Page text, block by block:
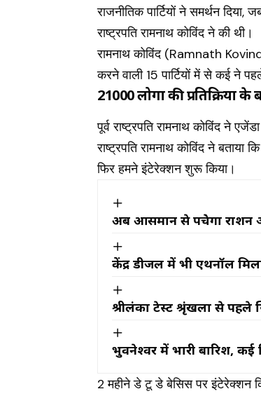
राजनीतिक पार्टियों ने समर्थन दिया,
राष्ट्रपति रामनाथ कोविंद ने की थी।
रामनाथ कोविंद (Ramnath
करने वाली 15 पार्टियों में से कई ने
21000 लोगों की प्रतिक्रिया
पूर्व राष्ट्रपति रामनाथ कोविंद
राष्ट्रपति रामनाथ कोविंद ने
फिर हमने इंटेरेक्शन शुरू किया।
अब आसमान से पहुंचेगा राशन
केंद्र डीजल में भी एथनॉल
श्रीलंका टेस्ट श्रृंखला से
भुवनेश्वर में भारी बारिश, कई
2 महीने डे टू डे बेसिस पर इंटेरेक्शन